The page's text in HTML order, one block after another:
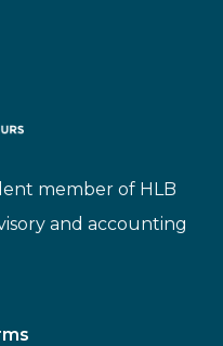
member of HLB
and accounting